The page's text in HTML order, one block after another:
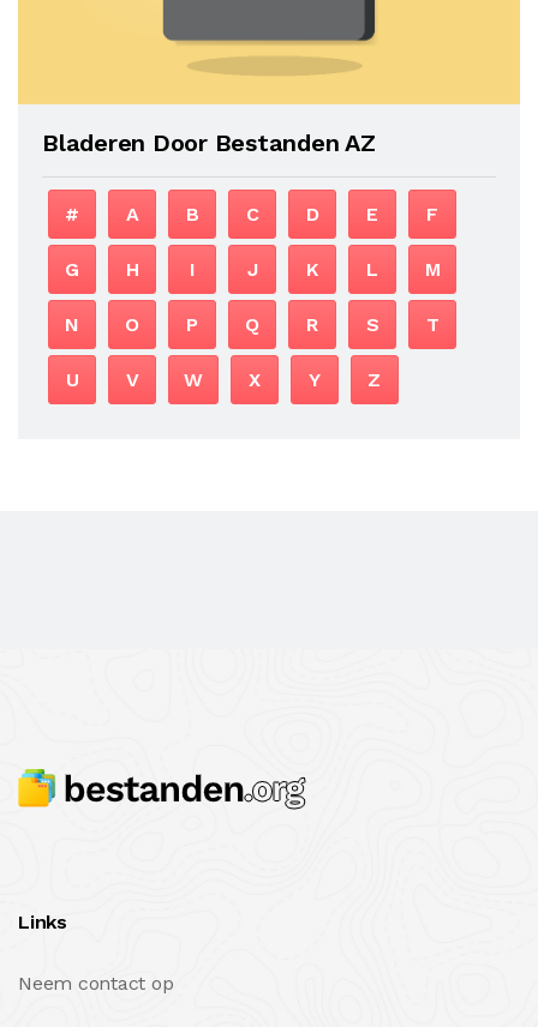
Bladeren Door Bestanden AZ
# A B C D E F
G H I J K L M
N O P Q R S T
U V W X Y Z
Links
Neem contact op